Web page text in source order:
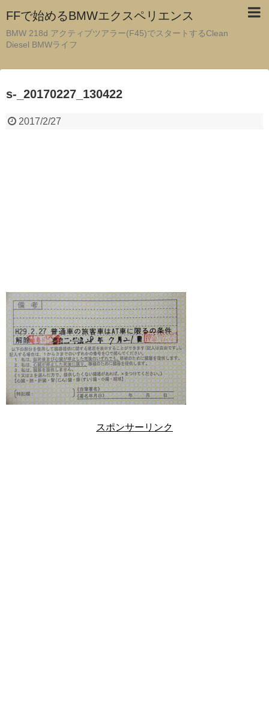
FFで始めるBMWエクスペリエンス
BMW 218d アクティブツアラー(F45)でスタートするClean
Diesel BMWライフ
s-_20170227_130422
2017/2/27
スポンサーリンク